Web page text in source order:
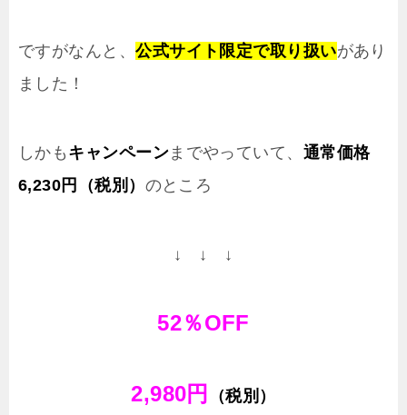
ですがなんと、公式サイト限定で取り扱いがあり
ました！
しかも キャンペーンまでやっていて、 通常価格
6,230 円（税別） のところ
↓ ↓ ↓
52％OFF
2,980円 （税別）